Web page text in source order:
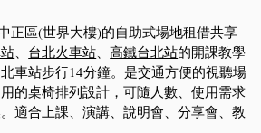
正區(世界大樓)的自助式場地租借共享
、 台北火車站、高鐵台北站的開課教學
車站步行14分鐘。是交通方便的視聽場
的桌椅排列設計，可隨人數、使用需求
適合上課、演講、說明會、分享會、教